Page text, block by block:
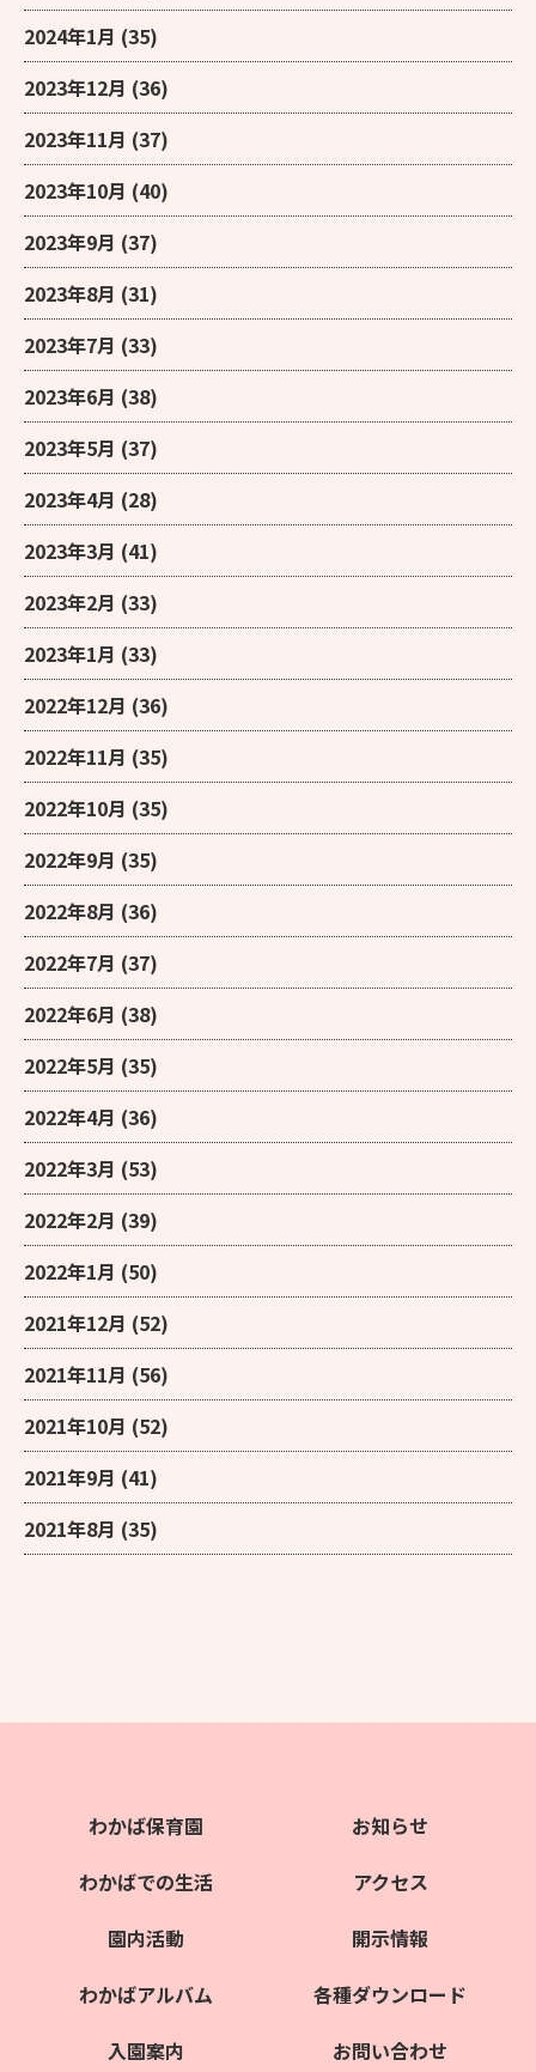
2024年1月 (35)
2023年12月 (36)
2023年11月 (37)
2023年10月 (40)
2023年9月 (37)
2023年8月 (31)
2023年7月 (33)
2023年6月 (38)
2023年5月 (37)
2023年4月 (28)
2023年3月 (41)
2023年2月 (33)
2023年1月 (33)
2022年12月 (36)
2022年11月 (35)
2022年10月 (35)
2022年9月 (35)
2022年8月 (36)
2022年7月 (37)
2022年6月 (38)
2022年5月 (35)
2022年4月 (36)
2022年3月 (53)
2022年2月 (39)
2022年1月 (50)
2021年12月 (52)
2021年11月 (56)
2021年10月 (52)
2021年9月 (41)
2021年8月 (35)
わかば保育園
わかばでの生活
園内活動
わかばアルバム
入園案内
お知らせ
アクセス
開示情報
各種ダウンロード
お問い合わせ